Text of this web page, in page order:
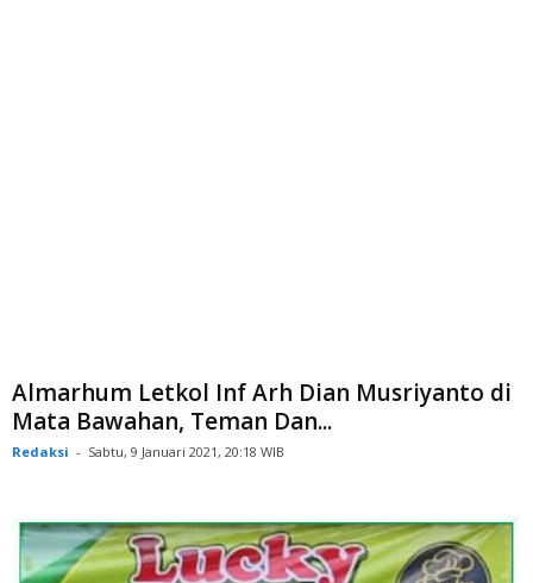
Almarhum Letkol Inf Arh Dian Musriyanto di
Mata Bawahan, Teman Dan...
Redaksi - Sabtu, 9 Januari 2021, 20:18 WIB